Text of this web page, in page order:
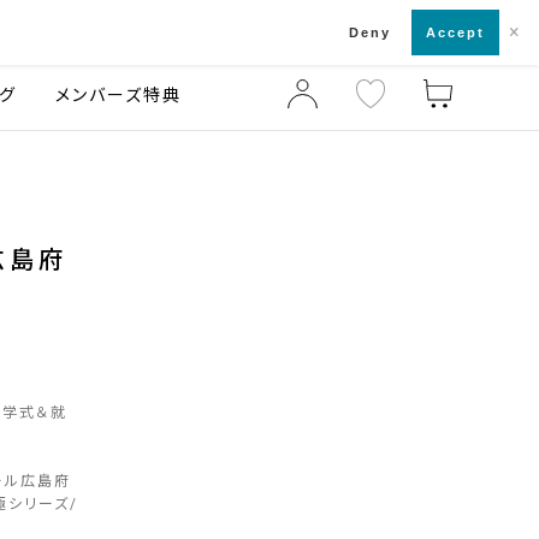
店舗一覧・来店予約
メンバーズ特典
島府
式＆就
ル広島府
シリーズ
Deny Accept ×